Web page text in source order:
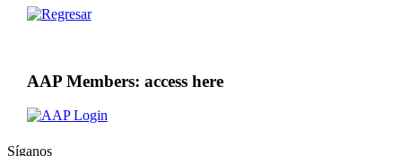
AAP Members: access here
Síganos